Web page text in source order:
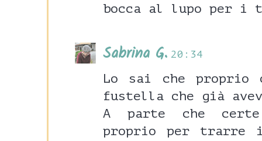
bocca al lupo per i
Sabrina G. 20:34
Lo sai che proprio
fustella che già
A parte che
proprio per trarre